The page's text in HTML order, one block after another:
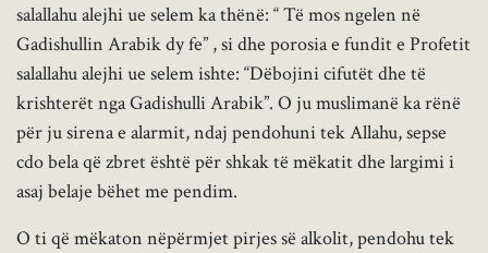
salallahu alejhi ue selem ka thënë: “ Të mos ngelen në
Gadishullin Arabik dy fe” , si dhe porosia e fundit e Profetit
salallahu alejhi ue selem ishte: “Dëbojini cifutët dhe të
krishterët nga Gadishulli Arabik”. O ju muslimanë ka rënë
për ju sirena e alarmit, ndaj pendohuni tek Allahu, sepse
cdo bela që zbret është për shkak të mëkatit dhe largimi i
asaj belaje bëhet me pendim.
O ti që mëkaton nëpërmjet pirjes së alkolit, pendohu tek